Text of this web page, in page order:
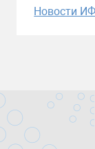
Новости